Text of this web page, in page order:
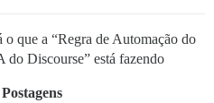
o que a “Regra de Automação do
do Discourse” está fazendo